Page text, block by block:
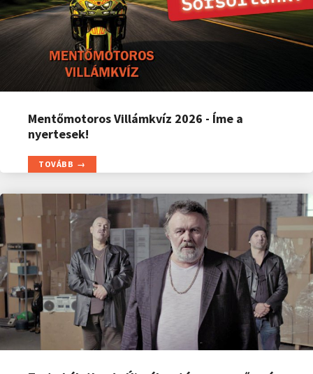
Mentőmotoros Villámkvíz 2026 - Íme a
nyertesek!
TOVÁBB